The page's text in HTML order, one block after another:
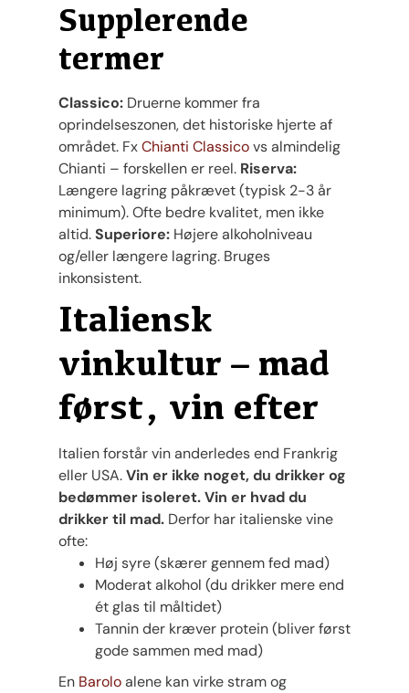
Supplerende
termer
Classico: Druerne kommer fra
oprindelseszonen, det historiske hjerte af
området. FxChianti Classicovs almindelig
Chianti – forskellen er reel. Riserva:
Længere lagring påkrævet (typisk 2-3 år
minimum). Ofte bedre kvalitet, men ikke
altid.Superiore: Højere alkoholniveau
og/eller længere lagring. Bruges
inkonsistent.
Italiensk
vinkultur – mad
først, vin efter
Italien forstår vin anderledes end Frankrig
eller USA.Vin er ikke noget, du drikker og
bedømmer isoleret. Vin er hvad du
drikker til mad. Derfor har italienske vine
ofte:
Høj syre (skærer gennem fed mad)
Moderat alkohol (du drikker mere end
ét glas til måltidet)
Tannin der kræver protein (bliver først
gode sammen med mad)
En Baroloalene kan virke stram og